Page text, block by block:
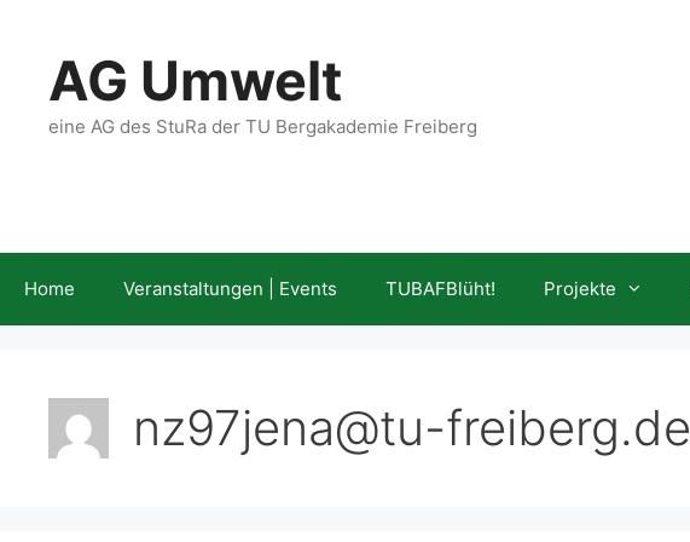
springenAG Umwelt
eine AG des StuRa der TU Bergakademie Freiberg
Home Veranstaltungen | Events TUBAFBlüht! Projekte
nz97jena@tu-freiberg.de